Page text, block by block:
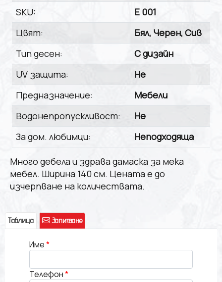
SKU:
E 001
Цвят:
Бял, Черен, Сив
Тип десен:
С дизайн
UV защита:
Не
Предназначение:
Мебели
Водонепропускливост:
Не
За дом. любимци:
Неподходяща
Много дебела и здрава дамаска за мека
мебел. Ширина 140 см. Цената е до
изчерпване на количествата.
Таблица Запитване
Име
Телефон